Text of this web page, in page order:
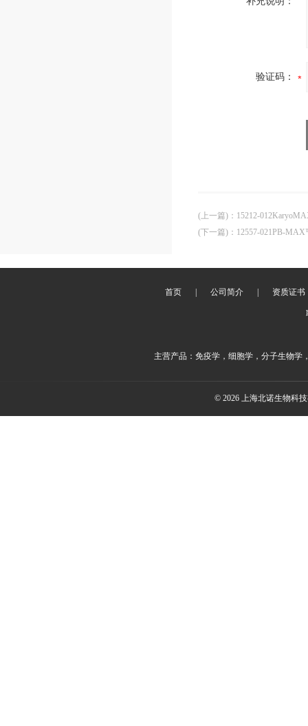
验证码：
(上一篇) ： 15212-
(下一篇) ： 12557-021PB-
首页 公司简介 资质证书
主营产品：免疫学，细胞学，分子生物学
© 2026 上海北诺生物科